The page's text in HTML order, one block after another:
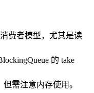
费者模型，尤其是读
的 take
需注意内存使用。